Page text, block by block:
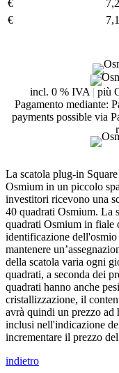
€
€
incl. 0 % IVA | più
Pagamento mediante:
payments possible via
La scatola plug-in
Osmium in un piccolo
investitori ricevono una
40 quadrati Osmium. La
quadrati Osmium in fiale
identificazione
mantenere
della scatola varia ogni
quadrati, a seconda dei
quadrati hanno anche
cristallizzazione, il
avrà quindi un prezzo ad
inclusi nell'indicazione
incrementare il prezzo
indietro